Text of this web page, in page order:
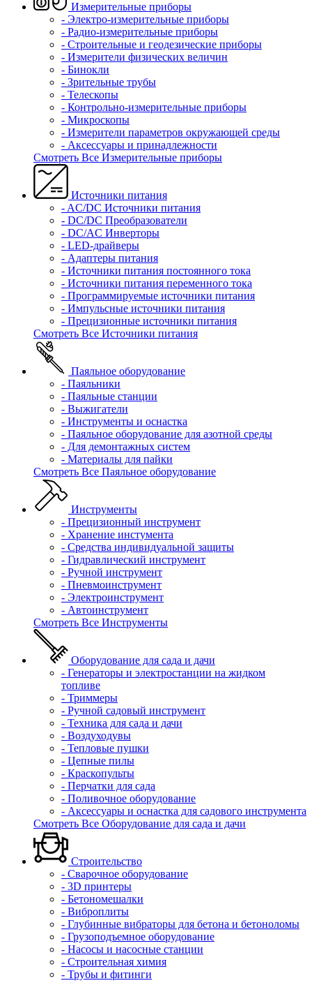
Измерительные приборы
- Электро-измерительные приборы
- Радио-измерительные приборы
- Строительные и геодезические приборы
- Измерители физических величин
- Бинокли
- Зрительные трубы
- Телескопы
- Контрольно-измерительные приборы
- Микроскопы
- Измерители параметров окружающей среды
- Аксессуары и принадлежности
Смотреть Все Измерительные приборы
Источники питания
- AC/DC Источники питания
- DC/DC Преобразователи
- DC/AC Инверторы
- LED-драйверы
- Адаптеры питания
- Источники питания постоянного тока
- Источники питания переменного тока
- Программируемые источники питания
- Импульсные источники питания
- Прецизионные источники питания
Смотреть Все Источники питания
Паяльное оборудование
- Паяльники
- Паяльные станции
- Выжигатели
- Инструменты и оснастка
- Паяльное оборудование для азотной среды
- Для демонтажных систем
- Материалы для пайки
Смотреть Все Паяльное оборудование
Инструменты
- Прецизионный инструмент
- Хранение инстумента
- Средства индивидуальной защиты
- Гидравлический инструмент
- Ручной инструмент
- Пневмоинструмент
- Электроинструмент
- Автоинструмент
Смотреть Все Инструменты
Оборудование для сада и дачи
- Генераторы и электростанции на жидком
топливе
- Триммеры
- Ручной садовый инструмент
- Техника для сада и дачи
- Воздуходувы
- Тепловые пушки
- Цепные пилы
- Краскопульты
- Перчатки для сада
- Поливочное оборудование
- Аксессуары и оснастка для садового инструмента
Смотреть Все Оборудование для сада и дачи
Строительство
- Сварочное оборудование
- 3D принтеры
- Бетономешалки
- Виброплиты
- Глубинные вибраторы для бетона и бетоноломы
- Грузоподъемное оборудование
- Насосы и насосные станции
- Строительная химия
- Трубы и фитинги